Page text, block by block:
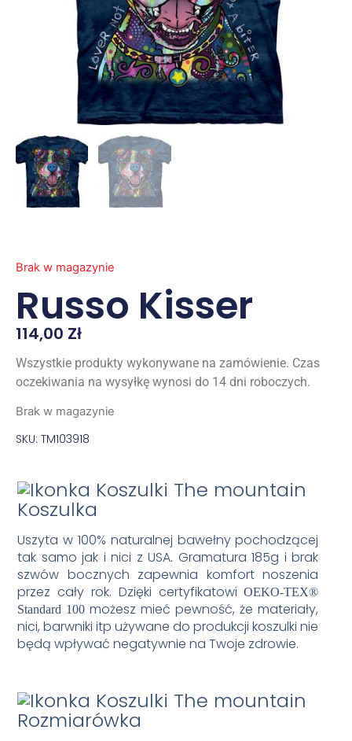
Brak w magazynie
Russo Kisser
114,00 Zł
Wszystkie produkty wykonywane na zamówienie. Czas
oczekiwania na wysyłkę wynosi do 14 dni roboczych.
Brak w magazynie
SKU: TM103918
Koszulka
Uszyta w 100% naturalnej bawełny pochodzącej
tak samo jak i nici z USA. Gramatura 185g i brak
szwów bocznych zapewnia komfort noszenia
przez cały rok. Dzięki certyfikatowiOEKO-TEX®
Standard 100możesz mieć pewność, że materiały,
nici, barwniki itp używane do produkcji koszulki nie
będą wpływać negatywnie na Twoje zdrowie.
Rozmiarówka